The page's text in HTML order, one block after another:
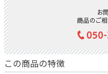
Q（キュー）は、あらゆる厳
のようなクラブです。キャデ
ゴルフが、スコアが、まったく
このメーカーの言葉通り、プ
スコアアップのために、ぜひ
この商品の特徴